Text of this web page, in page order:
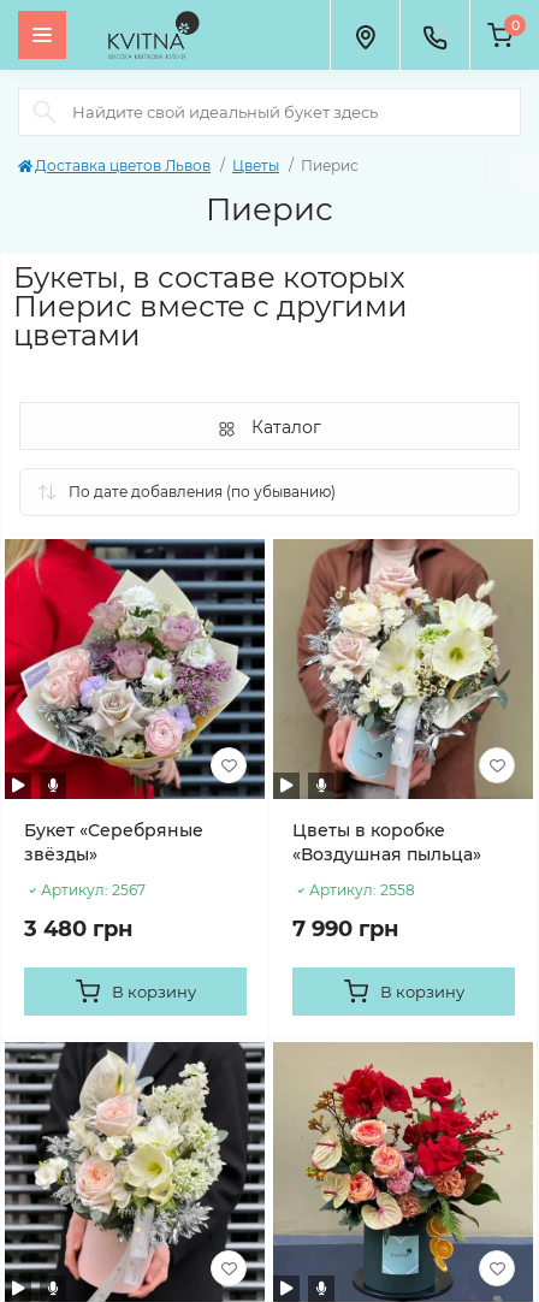
0
Доставка цветов Львов Цветы Пиерис
Пиерис
Букеты, в составе которых
Пиерис вместе с другими
цветами
Каталог
Букет «Серебряные
звёзды»
Артикул: 2567
3 480 грн
В корзину
Цветы в коробке
«Воздушная пыльца»
Артикул: 2558
7 990 грн
В корзину